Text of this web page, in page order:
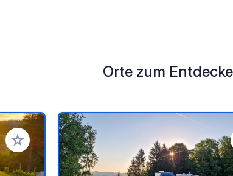
Orte zum
Zu Ihren Favoriten hinzufügen